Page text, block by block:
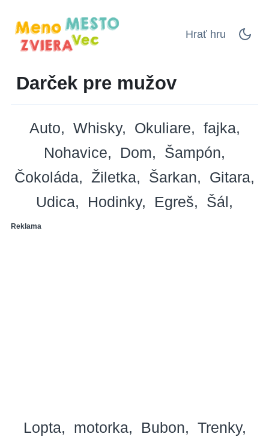
Hrať hru
Darček pre mužov
Auto Whisky Okuliare
fajka
Nohavice
Dom
Šampón
Čokoláda
Žiletka Šarkan
Gitara
Udica
Hodinky Egreš Šál
Reklama
Lopta motorka Bubon
Trenky